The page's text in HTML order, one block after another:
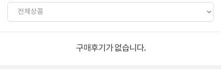
구매후기가 없습니다.